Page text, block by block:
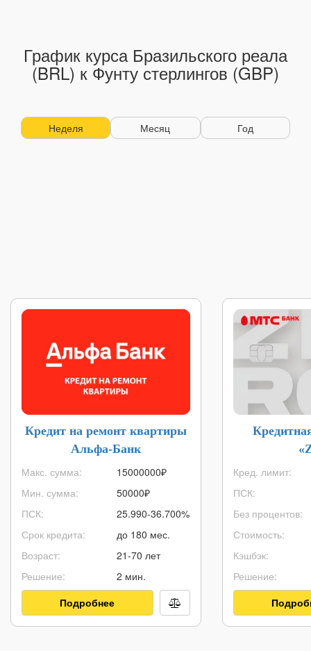
График курса Бразильского реала
(BRL) к Фунту стерлингов (GBP)
Неделя Месяц Год
Кредит на ремонт квартиры
Альфа-Банк
Макс. сумма:
Мин. сумма:
ПСК:
Срок кредита:
Возраст:
Решение:
15000000₽
50000₽
25.990-36.700%
до 180 мес.
21-70 лет
2 мин.
Подробнее
Кред. лимит:
ПСК:
Без процентов:
Стоимость:
Кэшбэк:
Решение: